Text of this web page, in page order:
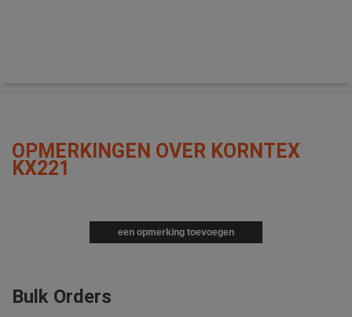
OPMERKINGEN OVER KORNTEX
KX221
een opmerking toevoegen
Bulk Orders